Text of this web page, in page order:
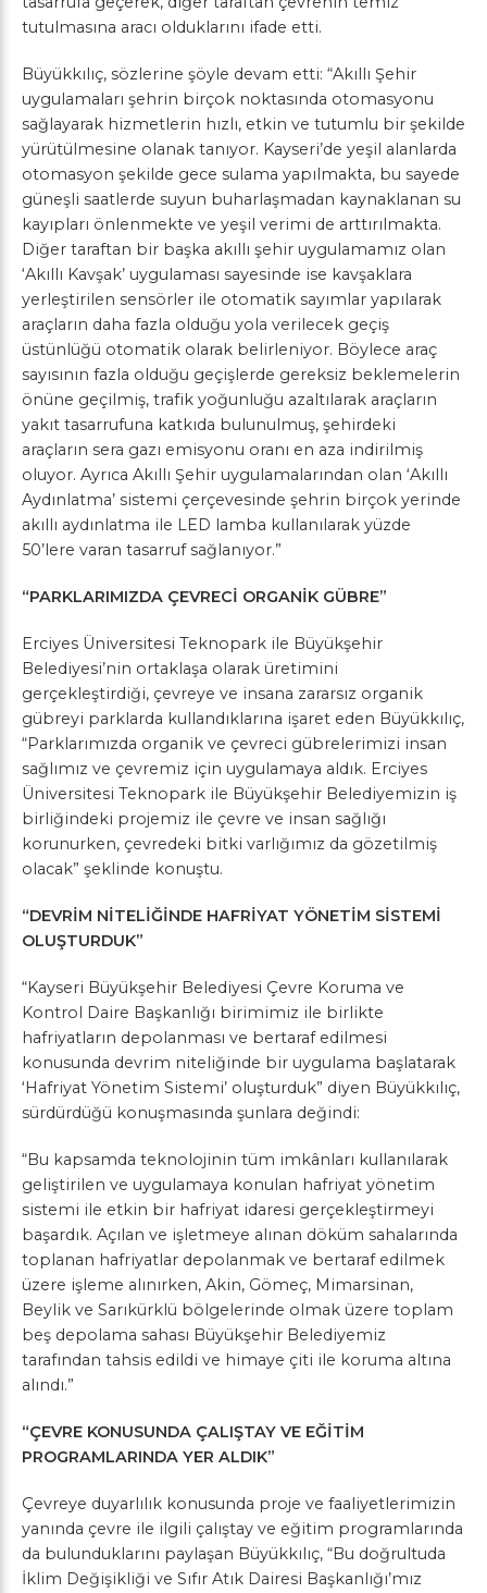
tutulmasına aracı olduklarını ifade etti.
Büyükkılıç, sözlerine şöyle devam etti: “Akıllı Şehir
uygulamaları şehrin birçok noktasında otomasyonu
sağlayarak hizmetlerin hızlı, etkin ve tutumlu bir şekilde
yürütülmesine olanak tanıyor. Kayseri’de yeşil alanlarda
otomasyon şekilde gece sulama yapılmakta, bu sayede
güneşli saatlerde suyun buharlaşmadan kaynaklanan su
kayıpları önlenmekte ve yeşil verimi de arttırılmakta.
Diğer taraftan bir başka akıllı şehir uygulamamız olan
‘Akıllı Kavşak’ uygulaması sayesinde ise kavşaklara
yerleştirilen sensörler ile otomatik sayımlar yapılarak
araçların daha fazla olduğu yola verilecek geçiş
üstünlüğü otomatik olarak belirleniyor. Böylece araç
sayısının fazla olduğu geçişlerde gereksiz beklemelerin
önüne geçilmiş, trafik yoğunluğu azaltılarak araçların
yakıt tasarrufuna katkıda bulunulmuş, şehirdeki
araçların sera gazı emisyonu oranı en aza indirilmiş
oluyor. Ayrıca Akıllı Şehir uygulamalarından olan ‘Akıllı
Aydınlatma’ sistemi çerçevesinde şehrin birçok yerinde
akıllı aydınlatma ile LED lamba kullanılarak yüzde
50’lere varan tasarruf sağlanıyor.”
“PARKLARIMIZDA ÇEVRECİ ORGANİK GÜBRE”
Erciyes Üniversitesi Teknopark ile Büyükşehir
Belediyesi’nin ortaklaşa olarak üretimini
gerçekleştirdiği, çevreye ve insana zararsız organik
gübreyi parklarda kullandıklarına işaret eden Büyükkılıç,
“Parklarımızda organik ve çevreci gübrelerimizi insan
sağlımız ve çevremiz için uygulamaya aldık. Erciyes
Üniversitesi Teknopark ile Büyükşehir Belediyemizin iş
birliğindeki projemiz ile çevre ve insan sağlığı
korunurken, çevredeki bitki varlığımız da gözetilmiş
olacak” şeklinde konuştu.
“DEVRİM NİTELİĞİNDE HAFRİYAT YÖNETİM SİSTEMİ
OLUŞTURDUK”
“Kayseri Büyükşehir Belediyesi Çevre Koruma ve
Kontrol Daire Başkanlığı birimimiz ile birlikte
hafriyatların depolanması ve bertaraf edilmesi
konusunda devrim niteliğinde bir uygulama başlatarak
‘Hafriyat Yönetim Sistemi’ oluşturduk” diyen Büyükkılıç,
sürdürdüğü konuşmasında şunlara değindi:
“Bu kapsamda teknolojinin tüm imkânları kullanılarak
geliştirilen ve uygulamaya konulan hafriyat yönetim
sistemi ile etkin bir hafriyat idaresi gerçekleştirmeyi
başardık. Açılan ve işletmeye alınan döküm sahalarında
toplanan hafriyatlar depolanmak ve bertaraf edilmek
üzere işleme alınırken, Akin, Gömeç, Mimarsinan,
Beylik ve Sarıkürklü bölgelerinde olmak üzere toplam
beş depolama sahası Büyükşehir Belediyemiz
tarafından tahsis edildi ve himaye çiti ile koruma altına
alındı.”
“ÇEVRE KONUSUNDA ÇALIŞTAY VE EĞİTİM
PROGRAMLARINDA YER ALDIK”
Çevreye duyarlılık konusunda proje ve faaliyetlerimizin
yanında çevre ile ilgili çalıştay ve eğitim programlarında
da bulunduklarını paylaşan Büyükkılıç, “Bu doğrultuda
İklim Değişikliği ve Sıfır Atık Dairesi Başkanlığı’mız